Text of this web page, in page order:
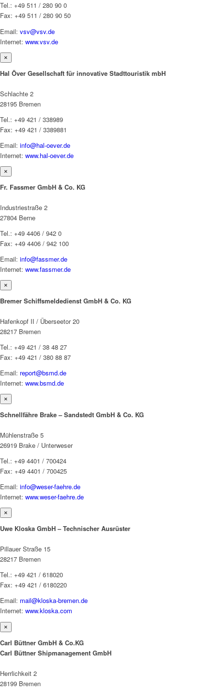
Tel.: +49 511 / 280 90 0
Fax: +49 511 / 280 90 50
Email: vsv@vsv.de
Internet: www.vsv.de
×
Hal Över Gesellschaft für innovative Stadttouristik mbH
Schlachte 2
28195 Bremen
Tel.: +49 421 / 338989
Fax: +49 421 / 3389881
Email: info@hal-oever.de
Internet: www.hal-oever.de
×
Fr. Fassmer GmbH & Co. KG
Industriestraße 2
27804 Berne
Tel.: +49 4406 / 942 0
Fax: +49 4406 / 942 100
Email: info@fassmer.de
Internet: www.fassmer.de
×
Bremer Schiffsmeldedienst GmbH & Co. KG
Hafenkopf II / Überseetor 20
28217 Bremen
Tel.: +49 421 / 38 48 27
Fax: +49 421 / 380 88 87
Email: report@bsmd.de
Internet: www.bsmd.de
×
Schnellfähre Brake – Sandstedt GmbH & Co. KG
Mühlenstraße 5
26919 Brake / Unterweser
Tel.: +49 4401 / 700424
Fax: +49 4401 / 700425
Email: info@weser-faehre.de
Internet: www.weser-faehre.de
×
Uwe Kloska GmbH – Technischer Ausrüster
Pillauer Straße 15
28217 Bremen
Tel.: +49 421 / 618020
Fax: +49 421 / 6180220
Email: mail@kloska-bremen.de
Internet: www.kloska.com
×
Carl Büttner GmbH & Co.KG
Carl Büttner Shipmanagement GmbH
Herrlichkeit 2
28199 Bremen